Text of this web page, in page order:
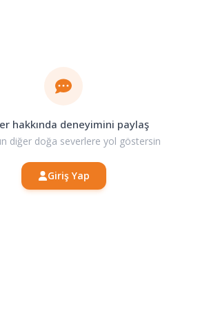
hakkında deneyimini paylaş
diğer doğa severlere yol göstersin
Giriş Yap